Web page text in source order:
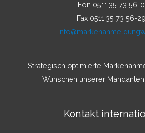
Fon 0511.35 73 56-0
Fax 0511.35 73 56-29
Strategisch optimierte
Wünschen unserer Mandanten
Kontakt